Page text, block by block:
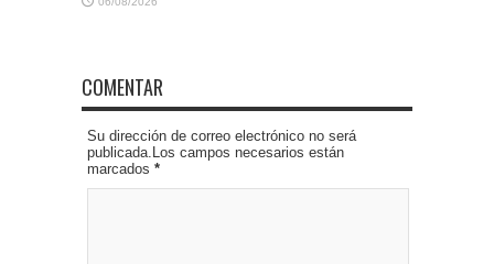
COMENTAR
Su dirección de correo electrónico no será
publicada.Los campos necesarios están
marcados *